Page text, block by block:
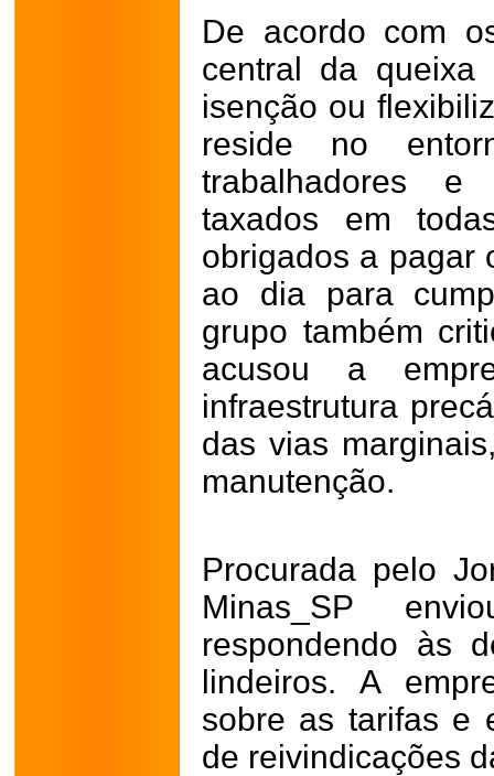
De acordo com
central da
isenção ou
reside no
trabalhadores
taxados em
obrigados a pagar
ao dia para
grupo também
acusou a
infraestrutura
das vias
manutenção.
Procurada pelo
Minas_SP
respondendo às
lindeiros. A
sobre as tarifas e
de reivindicações